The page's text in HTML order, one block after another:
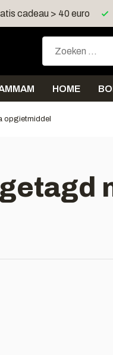
cadeau > 40 euro
HOME
opgietmiddel